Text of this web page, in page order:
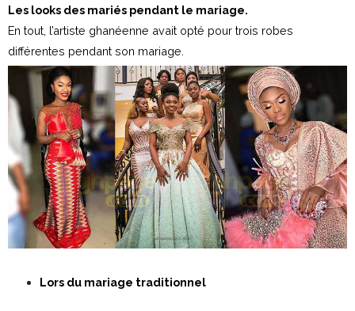
Les looks des mariés pendant le mariage.
En tout, l’artiste ghanéenne avait opté pour trois robes
différentes pendant son mariage.
Lors du mariage traditionnel